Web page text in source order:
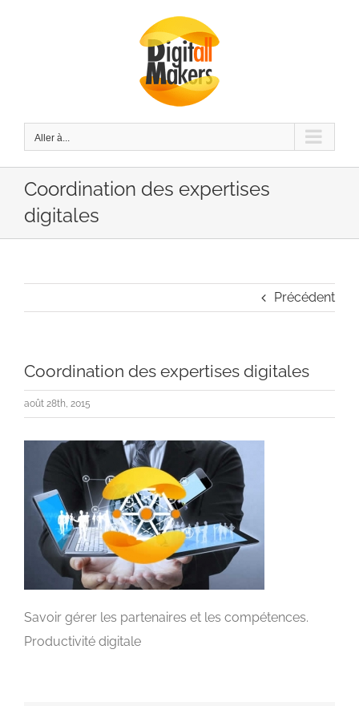
Aller à...
Coordination des expertises
digitales
Précédent
Coordination des expertises digitales
août 28th, 2015
Savoir gérer les partenaires et les compétences.
Productivité digitale